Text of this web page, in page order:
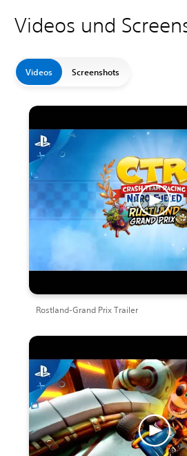
Videos und
Videos Screenshots
Rostland-Grand Prix Trailer